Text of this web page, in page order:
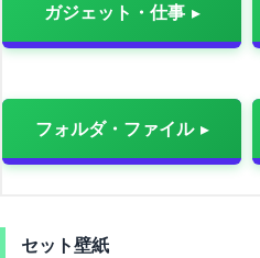
ガジェット・仕事
フォルダ・ファイル
セット壁紙